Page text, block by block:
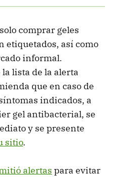
comprar geles
etiquetados, así como
informal.
lista de la alerta
que en caso de
indicados, a
gel antibacterial, se
y se presente
sitio.
alertas para evitar